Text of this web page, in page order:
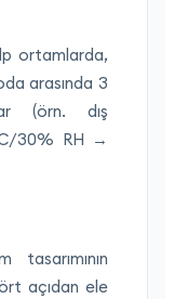
ortamlarda,
arasında 3
(örn. dış
30% RH →
açıdan ele